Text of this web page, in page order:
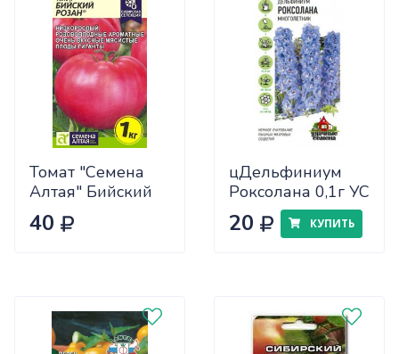
Томат "Семена
Алтая" Бийский
Розан 0,05
40
цДельфиниум
Роксолана 0,1г УС
20 КУПИТЬ